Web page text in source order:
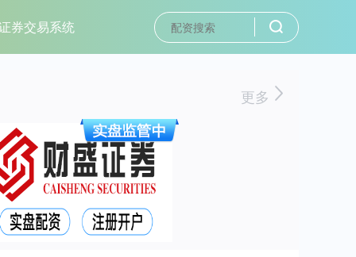
券交易系统
更多